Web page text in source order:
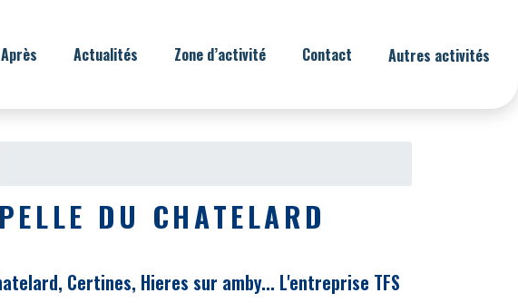
Actualités Zone d’activité Contact Autres activités
DU CHATELARD
Certines, Hieres sur amby... L'entreprise TFS